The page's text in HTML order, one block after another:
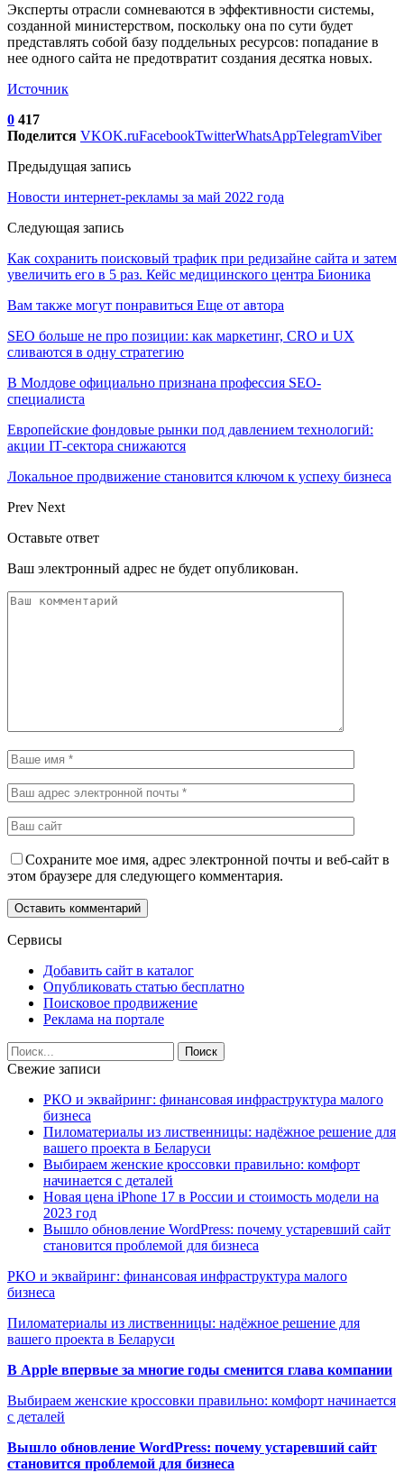
Эксперты отрасли сомневаются в эффективности системы,
созданной министерством, поскольку она по сути будет
представлять собой базу поддельных ресурсов: попадание в
нее одного сайта не предотвратит создания десятка новых.
Источник
0 417
Поделится VKOK.ruFacebookTwitterWhatsAppTelegramViber
Предыдущая запись
Новости интернет-рекламы за май 2022 года
Следующая запись
Как сохранить поисковый трафик при редизайне сайта и затем
увеличить его в 5 раз. Кейс медицинского центра Бионика
Вам также могут понравиться Еще от автора
SEO больше не про позиции: как маркетинг, CRO и UX
сливаются в одну стратегию
В Молдове официально признана профессия SEO-
специалиста
Европейские фондовые рынки под давлением технологий:
акции IT‑сектора снижаются
Локальное продвижение становится ключом к успеху бизнеса
Prev Next
Оставьте ответ
Ваш электронный адрес не будет опубликован.
Сохраните мое имя, адрес электронной почты и веб-сайт в
этом браузере для следующего комментария.
Сервисы
Добавить сайт в каталог
Опубликовать статью бесплатно
Поисковое продвижение
Реклама на портале
Свежие записи
РКО и эквайринг: финансовая инфраструктура малого
бизнеса
Пиломатериалы из лиственницы: надёжное решение для
вашего проекта в Беларуси
Выбираем женские кроссовки правильно: комфорт
начинается с деталей
Новая цена iPhone 17 в России и стоимость модели на
2023 год
Вышло обновление WordPress: почему устаревший сайт
становится проблемой для бизнеса
РКО и эквайринг: финансовая инфраструктура малого
бизнеса
Пиломатериалы из лиственницы: надёжное решение для
вашего проекта в Беларуси
В Apple впервые за многие годы сменится глава компании
Выбираем женские кроссовки правильно: комфорт начинается
с деталей
Вышло обновление WordPress: почему устаревший сайт
становится проблемой для бизнеса